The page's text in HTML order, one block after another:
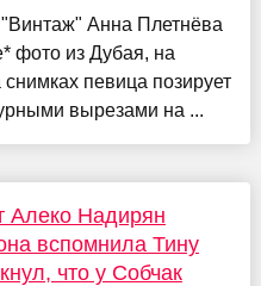
"Винтаж" Анна Плетнёва
фото из Дубая, на
певица позирует
вырезами на ...
Алеко Надирян
вспомнила Тину
что у Собчак